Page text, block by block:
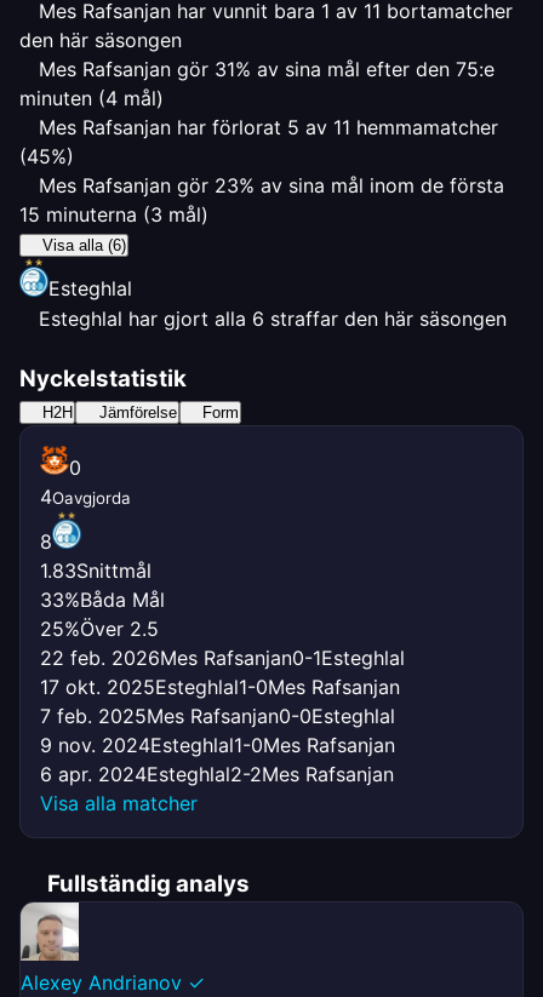
Mes Rafsanjan har vunnit bara 1 av 11 bortamatcher
den här säsongen
Mes Rafsanjan gör 31% av sina mål efter den 75:e
minuten (4 mål)
Mes Rafsanjan har förlorat 5 av 11 hemmamatcher
(45%)
Mes Rafsanjan gör 23% av sina mål inom de första
15 minuterna (3 mål)
Visa alla (6)
Esteghlal
Esteghlal har gjort alla 6 straffar den här säsongen
Nyckelstatistik
H2H Jämförelse Form
0
4Oavgjorda
8
1.83Snittmål
33%Båda Mål
25%Över 2.5
22 feb. 2026Mes Rafsanjan0-1Esteghlal
17 okt. 2025Esteghlal1-0Mes Rafsanjan
7 feb. 2025Mes Rafsanjan0-0Esteghlal
9 nov. 2024Esteghlal1-0Mes Rafsanjan
6 apr. 2024Esteghlal2-2Mes Rafsanjan
Visa alla matcher
Fullständig analys
Alexey Andrianov ✓